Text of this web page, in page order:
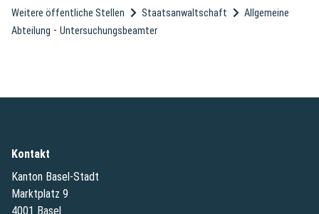
Weitere öffentliche Stellen Staatsanwaltschaft
Allgemeine
Abteilung - Untersuchungsbeamter
Kontakt
Kanton Basel-Stadt
Marktplatz 9
4001 Basel